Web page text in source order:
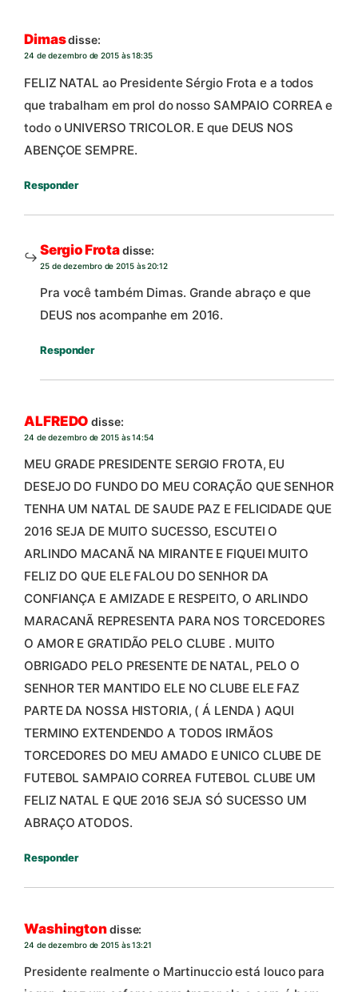
Dimasdisse:
24 de dezembro de 2015 às 18:35
FELIZ NATAL ao Presidente Sérgio Frota e a todos
que trabalham em prol do nosso SAMPAIO CORREA e
todo o UNIVERSO TRICOLOR. E que DEUS NOS
ABENÇOE SEMPRE.
Responder
Sergio Frotadisse:
25 de dezembro de 2015 às 20:12
Pra você também Dimas. Grande abraço e que
DEUS nos acompanhe em 2016.
Responder
ALFREDO disse:
24 de dezembro de 2015 às 14:54
MEU GRADE PRESIDENTE SERGIO FROTA, EU
DESEJO DO FUNDO DO MEU CORAÇÃO QUE SENHOR
TENHA UM NATAL DE SAUDE PAZ E FELICIDADE QUE
2016 SEJA DE MUITO SUCESSO, ESCUTEI O
ARLINDO MACANÃ NA MIRANTE E FIQUEI MUITO
FELIZ DO QUE ELE FALOU DO SENHOR DA
CONFIANÇA E AMIZADE E RESPEITO, O ARLINDO
MARACANÃ REPRESENTA PARA NOS TORCEDORES
O AMOR E GRATIDÃO PELO CLUBE . MUITO
OBRIGADO PELO PRESENTE DE NATAL, PELO O
SENHOR TER MANTIDO ELE NO CLUBE ELE FAZ
PARTE DA NOSSA HISTORIA, ( Á LENDA ) AQUI
TERMINO EXTENDENDO A TODOS IRMÃOS
TORCEDORES DO MEU AMADO E UNICO CLUBE DE
FUTEBOL SAMPAIO CORREA FUTEBOL CLUBE UM
FELIZ NATAL E QUE 2016 SEJA SÓ SUCESSO UM
ABRAÇO ATODOS.
Responder
Washingtondisse:
24 de dezembro de 2015 às 13:21
Presidente realmente o Martinuccio está louco para